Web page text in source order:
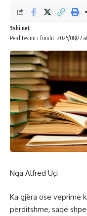
Përditësimi i fundit: 2025/08/27
3shi.net
Nga Alfred Uçi
Ka gjëra ose veprime
përditshme, saqë